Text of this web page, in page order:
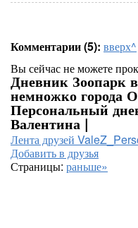
Комментарии (5): вверх^
Вы сейчас не можете
Дневник Зоопарк
немножко города
Персональный
Валентина |
Лента друзей
Добавить в друзья
Страницы: раньше»